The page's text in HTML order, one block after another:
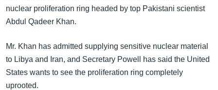
ကျော်
ရန်
nuclear proliferation ring headed by top Pakistani scientist
Abdul Qadeer Khan.
Mr. Khan has admitted supplying sensitive nuclear material
to Libya and Iran, and Secretary Powell has said the United
States wants to see the proliferation ring completely
uprooted.